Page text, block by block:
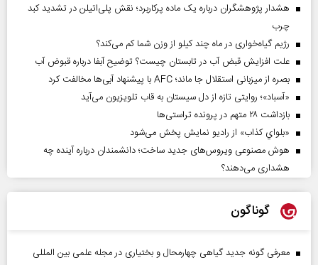
هشدار پژوهشگران درباره یک ماده پرکاربرد؛ نقش پلی‌اتیلن در تشدید کبد
چرب
رژیم گیاه‌خواری در ماه چند کیلو از وزن شما کم می‌کند؟
علت افزایش قبض آب در تابستان چیست؟ توضیح آبفا درباره قبوض آب
بصره از میزبانی استقلال جا ماند؛ AFC با پیشنهاد آبی‌ها مخالفت کرد
«آسباد»؛ روایتی تازه از دل سیستان به قاب تلویزیون می‌آید
بازداشت ۲۸ متهم در پرونده تراستی‌ها
«بلواي کذاب» از رادیو نمایش پخش می‌شود
هوش مصنوعی ویروس‌های جدید ساخت؛ دانشمندان درباره آینده چه
هشداری می‌دهند؟
گوناگون
معرفی گونه جدید گیاهی چهارمحال و بختیاری در مجله علمی بین المللی